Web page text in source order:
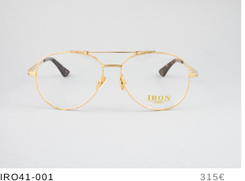
IRO41-001 Prix
315€